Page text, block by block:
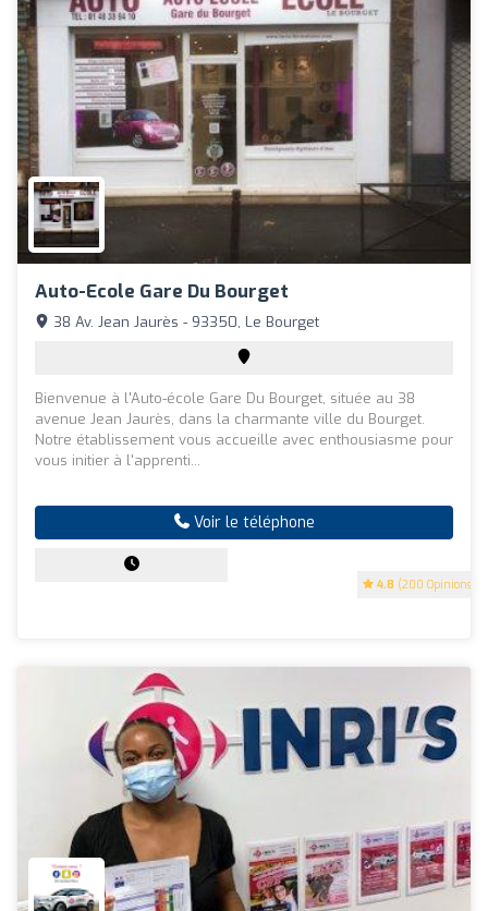
Auto-Ecole Gare Du Bourget
4.8 (200 Opinions)
38 Av. Jean Jaurès - 93350, Le Bourget
Bienvenue à l'Auto-école Gare Du Bourget, située au 38
avenue Jean Jaurès, dans la charmante ville du Bourget.
Notre établissement vous accueille avec enthousiasme pour
vous initier à l'apprenti...
Voir le téléphone